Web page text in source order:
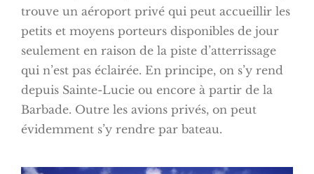
trouve un aéroport privé qui peut accueillir les
petits et moyens porteurs disponibles de jour
seulement en raison de la piste d’atterrissage
qui n’est pas éclairée. En principe, on s’y rend
depuis Sainte-Lucie ou encore à partir de la
Barbade. Outre les avions privés, on peut
évidemment s’y rendre par bateau.